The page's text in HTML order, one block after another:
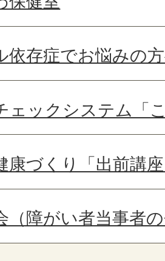
依存症でお悩みの
ェックシステム「
康づくり「出前講
（障がい者当事者